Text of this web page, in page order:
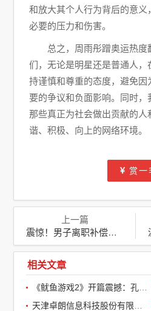
和放大其个人行为背后的意义
必要的压力和伤害。
总之，周雨彤蹭奥运热
们，无论是明星还是普通人
持谨慎和尊重的态度，避免
要的争议和负面影响。同时
那些真正为社会做出贡献的人
谐、积极、向上的网络环境。
赏一
上一篇
震惊！男子离职补偿谈崩，竟对自己下手，背后真相令人唏嘘
相关文章